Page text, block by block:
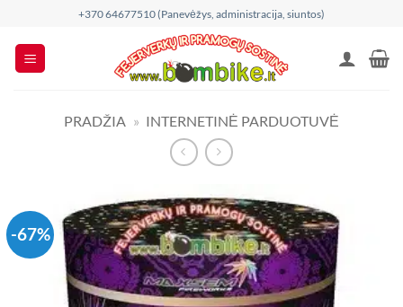
content
+370 64677510 (Panevėžys, administracija, siuntos)
PRADŽIA » INTERNETINĖ PARDUOTUVĖ
-67%